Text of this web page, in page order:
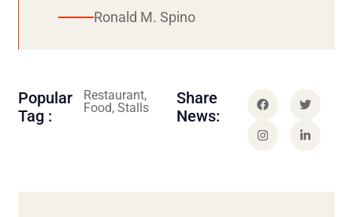
Ronald M. Spino
Popular
Tag :
Restaurant,
Food, Stalls
Share
News: